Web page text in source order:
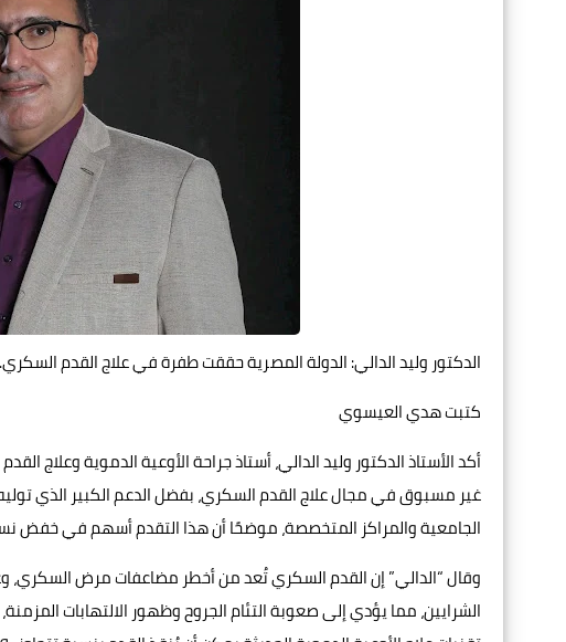
الدكتور وليد الدالي: الدولة المصرية حققت طفرة في علاج القدم
كتبت هدي العيسوي
أكد الأستاذ الدكتور وليد الدالي، أستاذ جراحة الأوعية الدموية
غير مسبوق في مجال علاج القدم السكري، بفضل الدعم الكبير الذي
الجامعية والمراكز المتخصصة، موضحًا أن هذا التقدم أسهم في خفض
وقال “الدالي” إن القدم السكري تُعد من أخطر مضاعفات مرض السكري،
الشرايين، مما يؤدي إلى صعوبة التئام الجروح وظهور الالتهابات